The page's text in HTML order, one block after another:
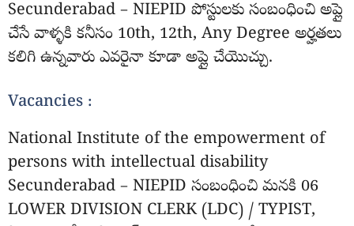
Secunderabad – NIEPID పోస్టులకు సంబంధించి అప్లై
చేసే వాళ్ళకి కనీసం 10th, 12th, Any Degree అర్హతలు
కలిగి ఉన్నవారు ఎవరైనా కూడా అప్లై చేయొచ్చు.
Vacancies :
National Institute of the empowerment of
persons with intellectual disability
Secunderabad – NIEPID సంబంధించి మనకి 06
LOWER DIVISION CLERK (LDC) / TYPIST,